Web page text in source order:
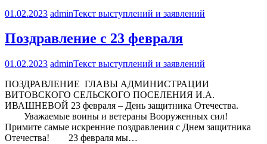
01.02.2023 adminТекст выступлений и заявлений
Поздравление с 23 февраля
01.02.2023 adminТекст выступлений и заявлений
ПОЗДРАВЛЕНИЕ ГЛАВЫ АДМИНИСТРАЦИИ
ВИТОВСКОГО СЕЛЬСКОГО ПОСЕЛЕНИЯ И.А.
ИВАШНЕВОЙ 23 февраля – День защитника Отечества.
Уважаемые воины и ветераны Вооруженных сил!
Примите самые искренние поздравления с Днем защитника
Отечества! 23 февраля мы…